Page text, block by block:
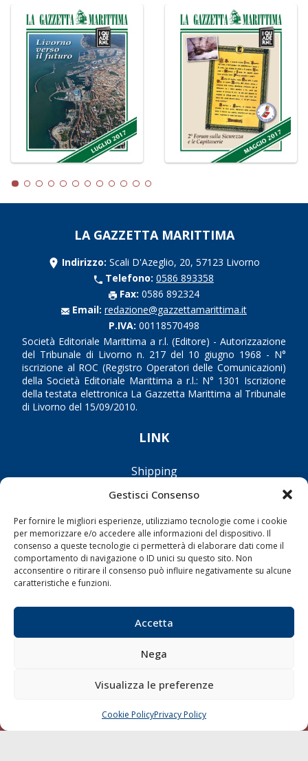
Gestisci Consenso
Per fornire le migliori esperienze, utilizziamo tecnologie come i cookie
per memorizzare e/o accedere alle informazioni del dispositivo. Il
consenso a queste tecnologie ci permetterà di elaborare dati come il
comportamento di navigazione o ID unici su questo sito. Non
acconsentire o ritirare il consenso può influire negativamente su alcune
caratteristiche e funzioni.
Accetta
Nega
Visualizza le preferenze
Cookie PolicyPrivacy Policy
LA GAZZETTA MARITTIMA
Indirizzo: Scali D'Azeglio, 20, 57123 Livorno
Telefono: 0586 893358
Fax: 0586 892324
Email: redazione@gazzettamarittima.it
P.IVA: 00118570498
Società Editoriale Marittima a r.l. (Editore) - Autorizzazione
del Tribunale di Livorno n. 217 del 10 giugno 1968 - N°
iscrizione al ROC (Registro Operatori delle Comunicazioni)
della Società Editoriale Marittima a r.l.: N° 1301 Iscrizione
della testata elettronica La Gazzetta Marittima al Tribunale
di Livorno del 15/09/2010.
LINK
Shipping
Porti/Interporti
Varie
Sostenibilità
Compagnie di Navigazione
Diporto
Chi siamo
Contatti
SEGUI
CHIAMA SCRIVI